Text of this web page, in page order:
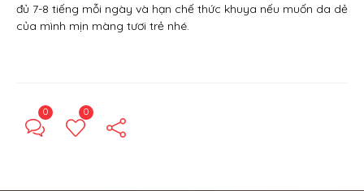
đủ 7-8 tiếng mỗi ngày và hạn chế thức khuya nếu muốn da dẻ
của mình mịn màng tươi trẻ nhé.
0 0